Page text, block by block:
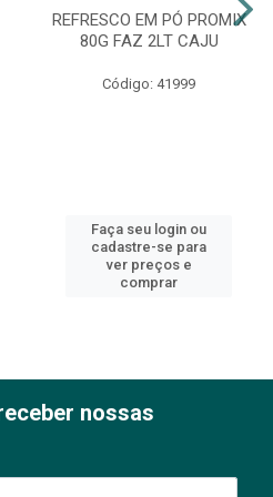
REFRESCO EM PÓ PROMIX
80G FAZ 2LT CAJU
Código: 41999
Faça seu login ou
cadastre-se para
ver preços e
comprar
nossas